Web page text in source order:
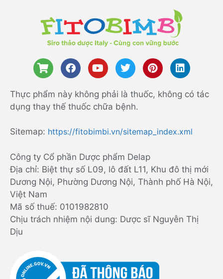
Thực phẩm này không phải là thuốc, không có tác
dụng thay thế thuốc chữa bệnh.
Sitemap: https://fitobimbi.vn/sitemap_index.xml
Công ty Cổ phần Dược phẩm Delap
Địa chỉ: Biệt thự số L09, lô đất L11, Khu đô thị mới
Dương Nội, Phường Dương Nội, Thành phố Hà Nội,
Việt Nam
Mã số thuế: 0101982810
Chịu trách nhiệm nội dung: Dược sĩ Nguyễn Thị
Dịu